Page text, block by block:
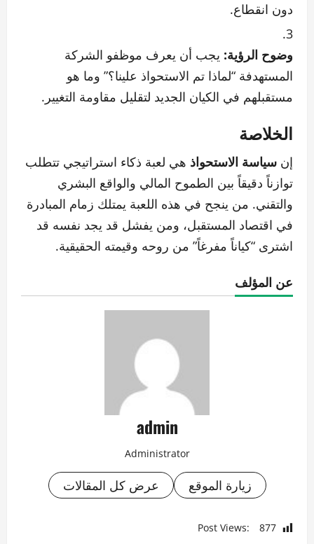
دون انقطاع.
وضوح الرؤية: يجب أن يعرف موظفو الشركة
المستهدفة “لماذا تم الاستحواذ علينا؟” وما هو
مستقبلهم في الكيان الجديد لتقليل مقاومة التغيير.
الخلاصة
إن سياسة الاستحواذ هي لعبة ذكاء استراتيجي تتطلب
توازناً دقيقاً بين الطموح المالي والواقع البشري
والتقني. من ينجح في هذه اللعبة يمتلك زمام المبادرة
في اقتصاد المستقبل، ومن يفشل قد يجد نفسه قد
اشترى “كياناً مفرغاً” من روحه وقيمته الحقيقية.
عن المؤلف
admin
Administrator
زيارة الموقع عرض كل المقالات
Post Views: 877